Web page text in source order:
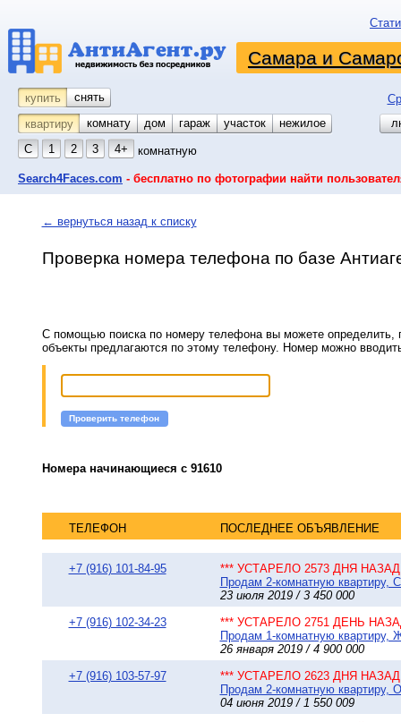
Самара и
купить снять
квартиру
комнату койко-место
дом гараж участок
нежилое
С
1 2 3 4+ комнатную
Search4Faces.com - бесплатно по фотографии найти
← вернуться назад к списку
Проверка номера телефона по базе
С помощью поиска по номеру телефона вы можете определить,
объекты предлагаются по этому телефону. Номер можно
Проверить телефон
Номера начинающиеся с 91610
ТЕЛЕФОН ПОСЛЕДНЕЕ ОБЪЯВЛЕНИЕ
+7 (916) 101-84-95
*** УСТАРЕЛО 2573 ДНЯ НАЗАД
Продам 2-комнатную квартиру,
23 июля 2019 / 3 450 000
+7 (916) 102-34-23
*** УСТАРЕЛО 2751 ДЕНЬ
Продам 1-комнатную квартиру,
26 января 2019 / 4 900 000
+7 (916) 103-57-97
*** УСТАРЕЛО 2623 ДНЯ НАЗАД
Продам 2-комнатную квартиру,
04 июня 2019 / 1 550 009